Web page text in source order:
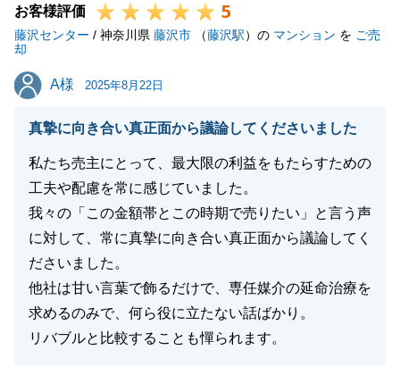
んでした。
頂きましたお言葉を率直に受け止めまして、今後のサ
今後とも何卒よろしくお願い申し上げます。
閉じる
お客様評価 5
藤沢センター / 神奈川県 藤沢市 （藤沢駅）の マンション を ご売
却
A様
A様 2025年8月22日
真摯に向き合い真正面から議論してくださいました
私たち売主にとって、最大限の利益をもたらすための
工夫や配慮を常に感じていました。
我々の「この金額帯とこの時期で売りたい」と言う声
に対して、常に真摯に向き合い真正面から議論してく
ださいました。
他社は甘い言葉で飾るだけで、専任媒介の延命治療を
求めるのみで、何ら役に立たない話ばかり。
リバブルと比較することも憚られます。